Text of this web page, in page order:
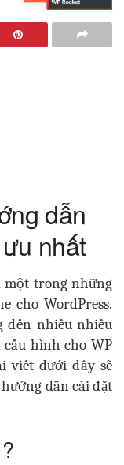
dẫn
nhất
một trong những
cho WordPress.
đến nhiều nhiều
hình cho WP
viết dưới đây sẽ
dẫn cài đặt